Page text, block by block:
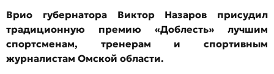
Врио губернатора Виктор Назаров присудил
традиционную премию «Доблесть» лучшим
спортсменам, тренерам и спортивным
журналистам Омской области.